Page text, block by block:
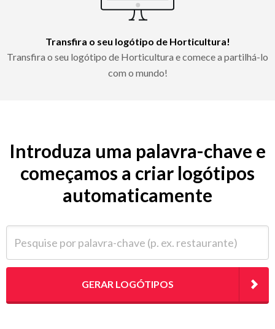
Transfira o seu logótipo de Horticultura!
Transfira o seu logótipo de Horticultura e comece a partilhá-lo
com o mundo!
Introduza uma palavra-chave e
começamos a criar logótipos
automaticamente
GERAR LOGÓTIPOS